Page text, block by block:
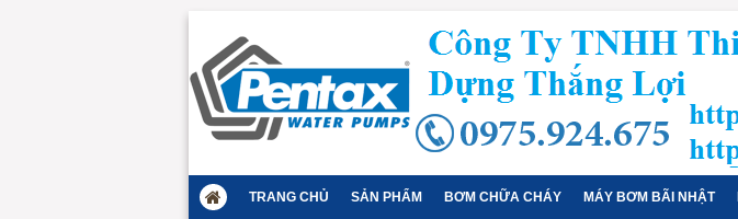
TRANG CHỦ SẢN PHẨM BƠM CHỮA CHÁY MÁY BƠM BÃI NHẬT